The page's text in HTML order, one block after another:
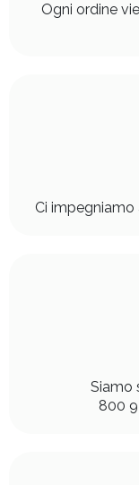
Ogni ordine
Ci impegniamo
Siamo
800